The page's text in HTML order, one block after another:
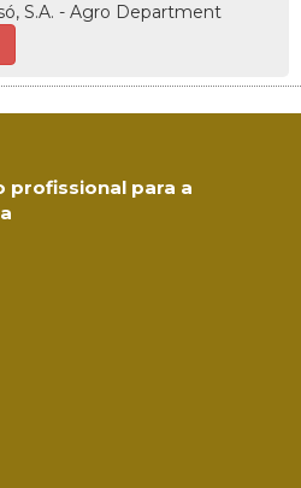
S.A. - Agro Department
profissional para a